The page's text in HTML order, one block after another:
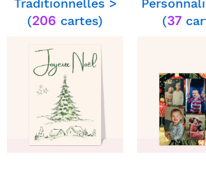
⭐⭐⭐⭐⭐ le 13/12/21
⭐⭐⭐⭐⭐ le 06/01/
Traditionnelles >
(206 cartes)
(37